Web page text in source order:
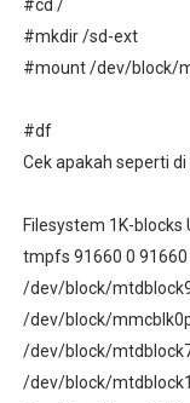
#cd /
#mkdir /sd-ext
#mount /dev/block/
#df
Cek apakah seperti di
Filesystem 1K-blocks
tmpfs 91660 0 91660
/dev/block/
/dev/block/
/dev/block/
/dev/block/